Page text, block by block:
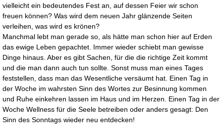
vielleicht ein bedeutendes Fest an, auf dessen Feier wir schon
freuen können? Was wird dem neuen Jahr glänzende Seiten
verleihen, was wird es krönen?
Manchmal lebt man gerade so, als hätte man schon hier auf Erden
das ewige Leben gepachtet. Immer wieder schiebt man gewisse
Dinge hinaus. Aber es gibt Sachen, für die die richtige Zeit kommt
und die man dann auch tun sollte. Sonst muss man eines Tages
feststellen, dass man das Wesentliche versäumt hat. Einen Tag in
der Woche im wahrsten Sinn des Wortes zur Besinnung kommen
und Ruhe einkehren lassen im Haus und im Herzen. Einen Tag in der
Woche Wellness für die Seele betreiben oder anders gesagt: Den
Sinn des Sonntags wieder neu entdecken!